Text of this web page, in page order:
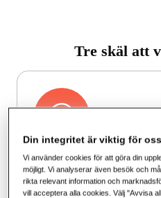
Tre skäl att
Möjliggör
Minska manuellt arbete och
Din integritet är viktig för oss
Vi använder cookies för att göra din
möjligt. Vi analyserar även besök och
rikta relevant information och
vill acceptera alla cookies. Välj "Avvisa